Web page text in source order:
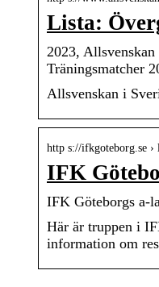
Lista:
2023, Allsvenskan
Träningsmatcher
Allsvenskan i
http s://ifkgoteborg.se ›
IFK
IFK Göteborgs a-
Här är truppen i
information om